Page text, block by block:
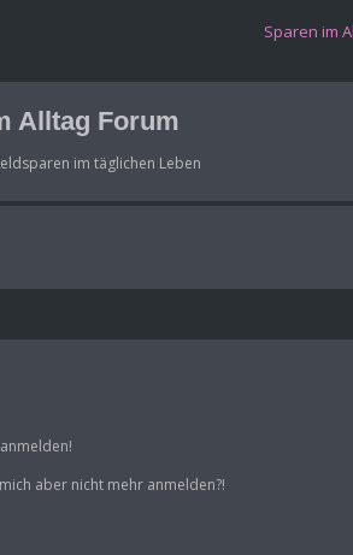
Sparen im
Alltag Forum
im täglichen Leben
aber nicht mehr anmelden?!